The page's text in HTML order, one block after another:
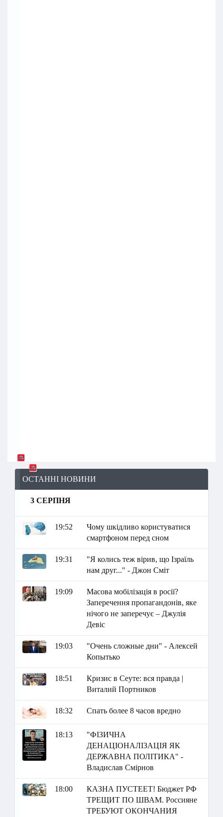
ОСТАННІ НОВИНИ
3 СЕРПНЯ
19:52
Чому шкідливо користуватися
смартфоном перед сном
19:31
"Я колись теж вірив, що Ізраїль
нам друг..." - Джон Сміт
19:09
Масова мобілізація в росії?
Заперечення пропагандонів, яке
нічого не заперечує – Джулія
Девіс
19:03
"Очень сложные дни" - Алексей
Копытько
18:51
Кризис в Сеуте: вся правда |
Виталий Портников
18:32 Спать более 8 часов вредно
18:13
"ФІЗИЧНА
ДЕНАЦІОНАЛІЗАЦІЯ ЯК
ДЕРЖАВНА ПОЛІТИКА" -
Владислав Смірнов
18:00
КАЗНА ПУСТЕЕТ! Бюджет РФ
ТРЕЩИТ ПО ШВАМ. Россияне
ТРЕБУЮТ ОКОНЧАНИЯ